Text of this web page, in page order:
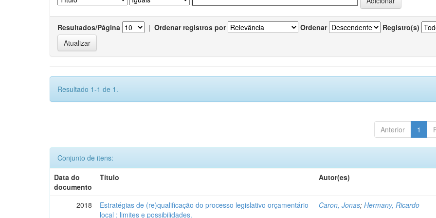
Resultados/Página | Ordenar registros por Ordenar Registro(s)
Resultado 1-1 de 1.
Anterior 1
Conjunto de itens:
Data do
documento
Título Autor(es)
2018
Estratégias de (re)qualificação do processo legislativo orçamentário
local : limites e possibilidades.
Caron, Jonas;Hermany, Ricardo